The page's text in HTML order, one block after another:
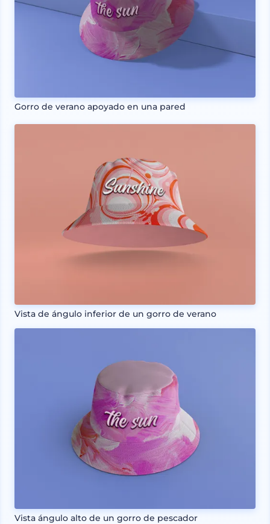
Gorro de verano apoyado en una pared
Vista de ángulo inferior de un gorro de verano
Vista ángulo alto de un gorro de pescador